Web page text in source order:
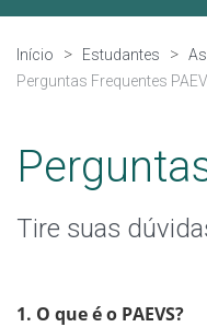
Editais PAEVS
Perguntas Frequentes
Avaliação PAEVS
Início Estudantes
Perguntas Frequentes
Tire suas
1. O que é o PAEVS?